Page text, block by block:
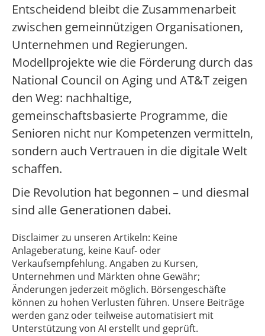
Entscheidend bleibt die Zusammenarbeit
zwischen gemeinnützigen Organisationen,
Unternehmen und Regierungen.
Modellprojekte wie die Förderung durch das
National Council on Aging und AT&T zeigen
den Weg: nachhaltige,
gemeinschaftsbasierte Programme, die
Senioren nicht nur Kompetenzen vermitteln,
sondern auch Vertrauen in die digitale Welt
schaffen.
Die Revolution hat begonnen – und diesmal
sind alle Generationen dabei.
Disclaimer zu unseren Artikeln: Keine
Anlageberatung, keine Kauf- oder
Verkaufsempfehlung. Angaben zu Kursen,
Unternehmen und Märkten ohne Gewähr;
Änderungen jederzeit möglich. Börsengeschäfte
können zu hohen Verlusten führen. Unsere Beiträge
werden ganz oder teilweise automatisiert mit
Unterstützung von AI erstellt und geprüft.